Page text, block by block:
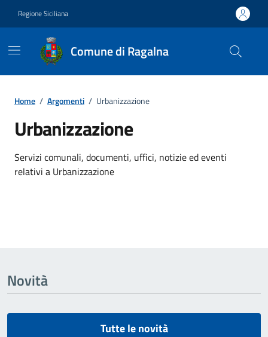
Regione Siciliana
Comune di Ragalna
Home / Argomenti / Urbanizzazione
Urbanizzazione
Dettagli dell'argomento
Servizi comunali, documenti, uffici, notizie ed eventi
relativi a Urbanizzazione
Novità
Tutte le novità